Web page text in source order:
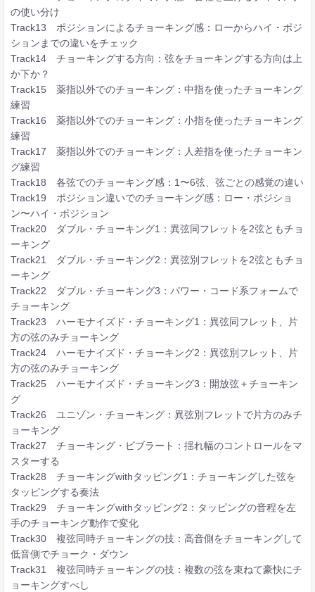
の使い分け
Track13 ポジションによるチョーキング感：ローからハイ・ポジ
ションまでの違いをチェック
Track14 チョーキングする方向：弦をチョーキングする方向は上
か下か？
Track15 薬指以外でのチョーキング：中指を使ったチョーキング
練習
Track16 薬指以外でのチョーキング：小指を使ったチョーキング
練習
Track17 薬指以外でのチョーキング：人差指を使ったチョーキン
グ練習
Track18 各弦でのチョーキング感：1〜6弦、弦ごとの感覚の違い
Track19 ポジション違いでのチョーキング感：ロー・ポジショ
ン〜ハイ・ポジション
Track20 ダブル・チョーキング1：異弦同フレットを2弦ともチョ
ーキング
Track21 ダブル・チョーキング2：異弦別フレットを2弦ともチョ
ーキング
Track22 ダブル・チョーキング3：パワー・コード系フォームで
チョーキング
Track23 ハーモナイズド・チョーキング1：異弦同フレット、片
方の弦のみチョーキング
Track24 ハーモナイズド・チョーキング2：異弦別フレット、片
方の弦のみチョーキング
Track25 ハーモナイズド・チョーキング3：開放弦＋チョーキン
グ
Track26 ユニゾン・チョーキング：異弦別フレットで片方のみチ
ョーキング
Track27 チョーキング・ビブラート：揺れ幅のコントロールをマ
スターする
Track28 チョーキングwithタッピング1：チョーキングした弦を
タッピングする奏法
Track29 チョーキングwithタッピング2：タッピングの音程を左
手のチョーキング動作で変化
Track30 複弦同時チョーキングの技：高音側をチョーキングして
低音側でチョーク・ダウン
Track31 複弦同時チョーキングの技：複数の弦を束ねて豪快にチ
ョーキングすべし